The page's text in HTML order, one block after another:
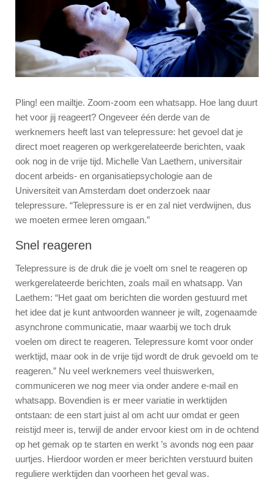
Pling! een mailtje. Zoom-zoom een whatsapp. Hoe lang duurt
het voor jij reageert? Ongeveer één derde van de
werknemers heeft last van telepressure: het gevoel dat je
direct moet reageren op werkgerelateerde berichten, vaak
ook nog in de vrije tijd. Michelle Van Laethem, universitair
docent arbeids- en organisatiepsychologie aan de
Universiteit van Amsterdam doet onderzoek naar
telepressure. “Telepressure is er en zal niet verdwijnen, dus
we moeten ermee leren omgaan.”
Snel reageren
Telepressure is de druk die je voelt om snel te reageren op
werkgerelateerde berichten, zoals mail en whatsapp. Van
Laethem: “Het gaat om berichten die worden gestuurd met
het idee dat je kunt antwoorden wanneer je wilt, zogenaamde
asynchrone communicatie, maar waarbij we toch druk
voelen om direct te reageren. Telepressure komt voor onder
werktijd, maar ook in de vrije tijd wordt de druk gevoeld om te
reageren.” Nu veel werknemers veel thuiswerken,
communiceren we nog meer via onder andere e-mail en
whatsapp. Bovendien is er meer variatie in werktijden
ontstaan: de een start juist al om acht uur omdat er geen
reistijd meer is, terwijl de ander ervoor kiest om in de ochtend
op het gemak op te starten en werkt ’s avonds nog een paar
uurtjes. Hierdoor worden er meer berichten verstuurd buiten
reguliere werktijden dan voorheen het geval was.